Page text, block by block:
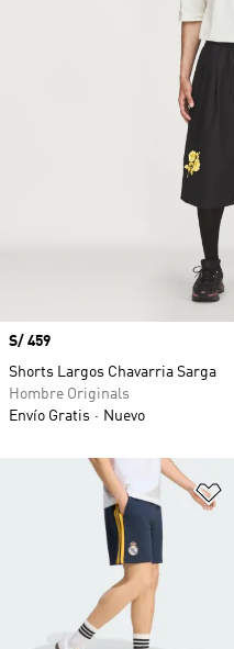
Precio
S/ 459
Shorts Largos Chavarria Sarga
Hombre Originals
Envío Gratis
Nuevo